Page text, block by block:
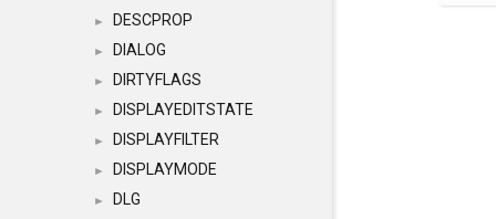
► DESCPROP
► DIALOG
► DIRTYFLAGS
► DISPLAYEDITSTATE
► DISPLAYFILTER
► DISPLAYMODE
► DLG